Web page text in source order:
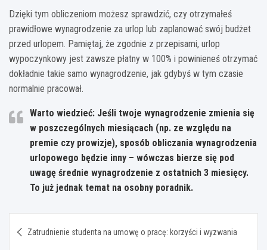
Dzięki tym obliczeniom możesz sprawdzić, czy otrzymałeś
prawidłowe wynagrodzenie za urlop lub zaplanować swój budżet
przed urlopem. Pamiętaj, że zgodnie z przepisami, urlop
wypoczynkowy jest zawsze płatny w 100% i powinieneś otrzymać
dokładnie takie samo wynagrodzenie, jak gdybyś w tym czasie
normalnie pracował.
Warto wiedzieć: Jeśli twoje wynagrodzenie zmienia się
w poszczególnych miesiącach (np. ze względu na
premie czy prowizje), sposób obliczania wynagrodzenia
urlopowego będzie inny – wówczas bierze się pod
uwagę średnie wynagrodzenie z ostatnich 3 miesięcy.
To już jednak temat na osobny poradnik.
wpisu
Zatrudnienie studenta na umowę o pracę: korzyści i wyzwania